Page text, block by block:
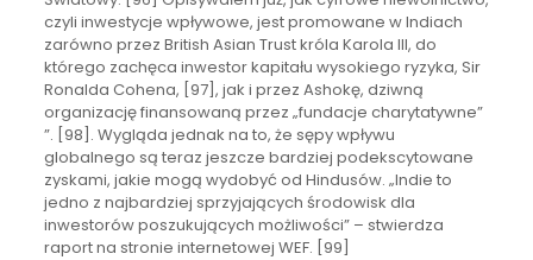
czyli inwestycje wpływowe, jest promowane w Indiach
zarówno przez British Asian Trust króla Karola III, do
którego zachęca inwestor kapitału wysokiego ryzyka, Sir
Ronalda Cohena, [97], jak i przez Ashokę, dziwną
organizację finansowaną przez „fundacje charytatywne”
”. [98]. Wygląda jednak na to, że sępy wpływu
globalnego są teraz jeszcze bardziej podekscytowane
zyskami, jakie mogą wydobyć od Hindusów. „Indie to
jedno z najbardziej sprzyjających środowisk dla
inwestorów poszukujących możliwości” – stwierdza
raport na stronie internetowej WEF. [99]